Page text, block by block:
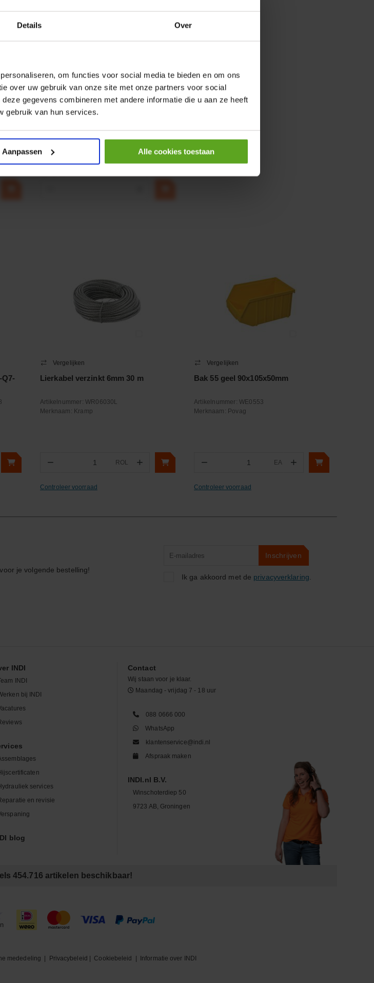
Details Over
om functies voor social media te bieden en om ons
over uw gebruik van onze site met onze partners voor social
gegevens combineren met andere informatie die u aan ze heeft
gebruik van hun services.
Aanpassen Alle cookies toestaan
HP 12 MOTOR B14 380VAC 0,25KW
Artikelnummer:OK9HPA1240
Merknaam:Emmegi
Vergelijken
Lierkabel verzinkt 6mm 30 m
Artikelnummer: WR06030L
Merknaam: Kramp
− ROL +
Controleer voorraad
Vergelijken
Bak 55 geel 90x105x50mm
Artikelnummer: WE0553
Merknaam: Povag
− EA +
Controleer voorraad
voor je volgende bestelling!
Inschrijven
Ik ga akkoord met de privacyverklaring
INDI
INDI
bij INDI
services
en revisie
blog
Contact
Wij staan voor je klaar.
Maandag - vrijdag 7 - 18 uur
088 0666 000
WhatsApp
klantenservice@indi.nl
Afspraak maken
INDI.nl B.V.
Winschoterdiep 50
9723 AB, Groningen
454.716 artikelen beschikbaar!
mededeling Privacybeleid Cookiebeleid Informatie over INDI